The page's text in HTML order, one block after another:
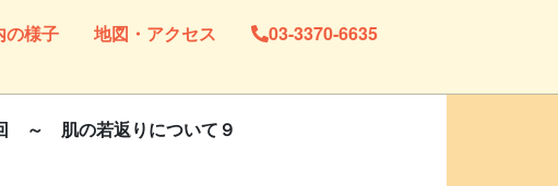
の様子 地図・アクセス
03-3370-6635
～ 肌の若返りについて９